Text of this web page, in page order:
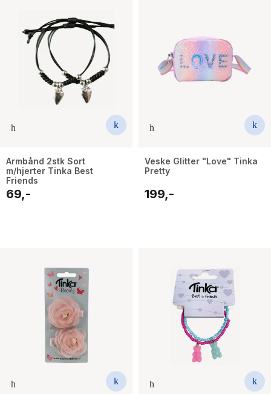
Armbånd 2stk Sort
m/hjerter Tinka Best
Friends
69,-
Veske Glitter "Love" Tinka
Pretty
199,-